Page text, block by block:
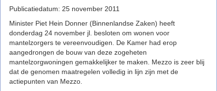
Publicatiedatum: 25 november 2011
Minister Piet Hein Donner (Binnenlandse Zaken) heeft
donderdag 24 november jl. besloten om wonen voor
mantelzorgers te vereenvoudigen. De Kamer had erop
aangedrongen de bouw van deze zogeheten
mantelzorgwoningen gemakkelijker te maken. Mezzo is zeer blij
dat de genomen maatregelen volledig in lijn zijn met de
actiepunten van Mezzo.